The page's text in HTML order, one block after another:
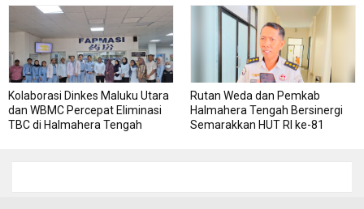
Kolaborasi Dinkes Maluku Utara
dan WBMC Percepat Eliminasi
TBC di Halmahera Tengah
Rutan Weda dan Pemkab
Halmahera Tengah Bersinergi
Semarakkan HUT RI ke-81